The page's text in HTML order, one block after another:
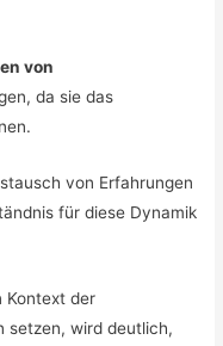
von
da sie das
von Erfahrungen
für diese Dynamik
Kontext der
setzen, wird deutlich,